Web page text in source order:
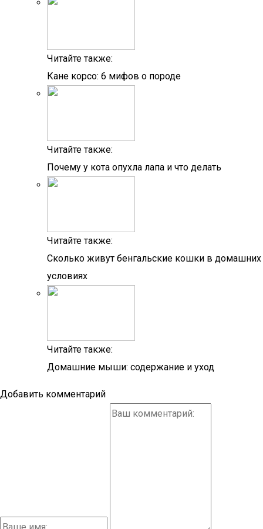
Читайте также:
Кане корсо: 6 мифов о породе
Читайте также:
Почему у кота опухла лапа и что делать
Читайте также:
Сколько живут бенгальские кошки в домашних
условиях
Читайте также:
Домашние мыши: содержание и уход
Добавить комментарий